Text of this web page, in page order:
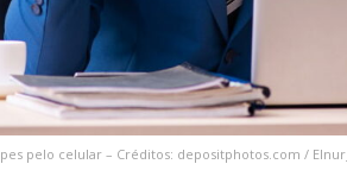
pelo celular – Créditos: depositphotos.com / Elnur_